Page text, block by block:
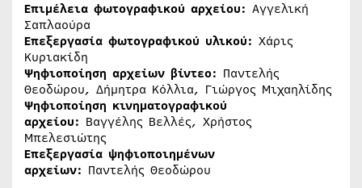
Επιμέλεια φωτογραφικού αρχείου: Αγγελική
Σαπλαούρα
Επεξεργασία φωτογραφικού υλικού: Χάρις
Κυριακίδη
Ψηφιοποίηση αρχείων βίντεο: Παντελής
Θεοδώρου, Δήμητρα Κόλλια, Γιώργος Μιχαηλίδης
Ψηφιοποίηση κινηματογραφικού
αρχείου: Βαγγέλης Βελλές, Χρήστος
Μπελεσιώτης
Επεξεργασία ψηφιοποιημένων
αρχείων: Παντελής Θεοδώρου